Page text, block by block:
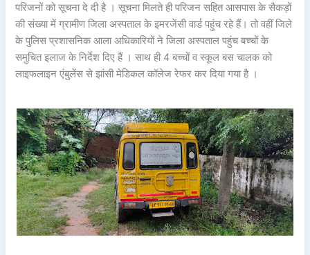
परिजनों को सूचना दे दी है । सूचना मिलते ही परिजन सहित आसपास के सैकड़ों
की संख्या में ग्रामीण जिला अस्पताल के इमरजेंसी वार्ड पहुंच रहे हैं। तो वहीं जिले
के पुलिस प्रशासनिक आला अधिकारियों ने जिला अस्पताल पहुंच बच्चों के
समुचित इलाज के निर्देश दिए हैं । साथ ही 4 बच्चों व स्कूल बस चालक को
लाइफलाइन एंबुलेंस से झांसी मेडिकल कॉलेज रेफर कर दिया गया है ।